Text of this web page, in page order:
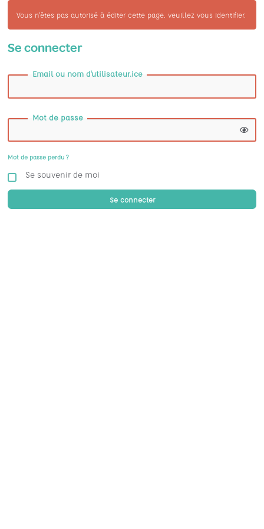
Vous n'êtes pas autorisé à éditer cette page. veuillez vous identifier.
Se connecter
Email ou nom d'utilisateur.ice
Mot de passe
Mot de passe perdu ?
Se souvenir de moi
Se connecter